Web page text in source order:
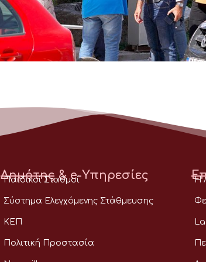
Δημότης & e-Υπηρεσίες
Παιδικοί Σταθμοί
Σύστημα Ελεγχόμενης Στάθμευσης
ΚΕΠ
Πολιτική Προστασία
Η